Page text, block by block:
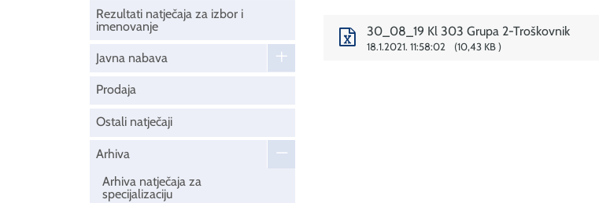
Rezultati natječaja za izbor i
imenovanje
Javna nabava
Prodaja
Ostali natječaji
Arhiva
Arhiva natječaja za
specijalizaciju
30_08_19 Kl 303 Grupa 2-Troškovnik
18.1.2021. 11:58:02 10,43 KB